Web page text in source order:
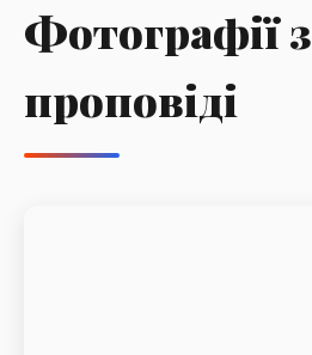
Фотографії з
проповіді